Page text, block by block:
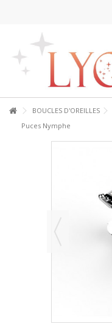
BOUCLES D'OREILLES
Puces Nymphe